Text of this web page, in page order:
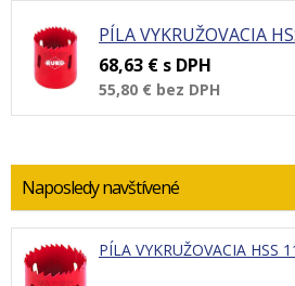
PÍLA VYKRUŽOVACIA
68,63 € s DPH
55,80 € bez DPH
Naposledy navštívené
PÍLA VYKRUŽOVACIA HSS